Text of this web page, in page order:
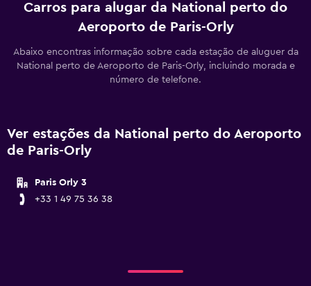
Carros para alugar da National perto do
Aeroporto de Paris-Orly
Abaixo encontras informação sobre cada estação de aluguer da
National perto de Aeroporto de Paris-Orly, incluindo morada e
número de telefone.
Ver estações da National perto do Aeroporto
de Paris-Orly
Paris Orly 3
+33 1 49 75 36 38